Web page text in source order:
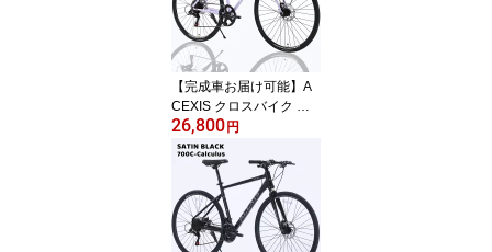
プレゼント 誕生日
【完成車お届け可能】A
CEXIS クロスバイク 自
転車 シマノ7段変速 適応
身長160cm以上 厚手クッ
ションサドル ディスクブ
レーキ 通勤 通学 プレゼ
ント 誕生日
26,800円